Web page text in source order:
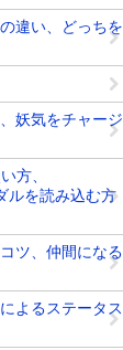
違い、どっちを
妖気をチャージ
方、
ルを読み込む方
ツ、仲間になる
よるステータス